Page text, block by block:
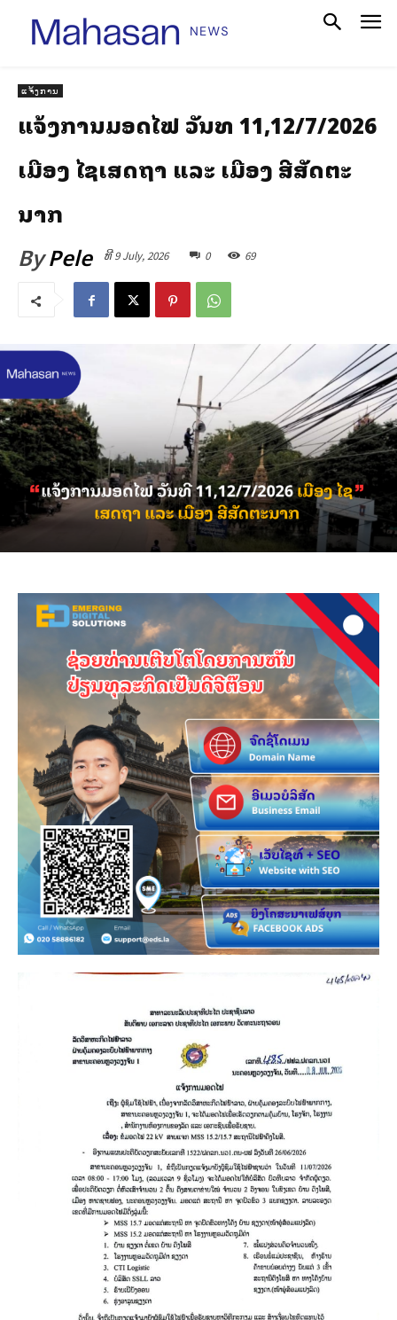
ແຈ້ງການ
ແຈ້ງການມອດໄຟ ວັນທີ 11,12/7/2026
ເມືອງ ໄຊເສດຖາ ແລະ ເມືອງ ສີສັດຕະ
ນາກ
ByPele ທີ 9 July, 2026 0 69